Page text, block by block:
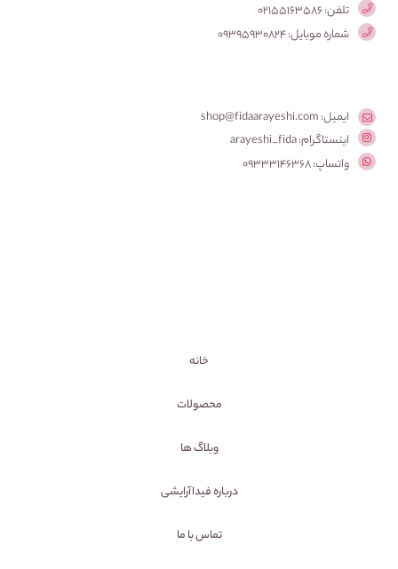
تلفن: 02155163586
شماره موبایل: 09395930824
ایمیل: shop@fidaarayeshi.com
اینستاگرام: arayeshi_fida
واتساپ: 09333146368
خانه
محصولات
وبلاگ ها
درباره فیداآرایشی
تماس با ما